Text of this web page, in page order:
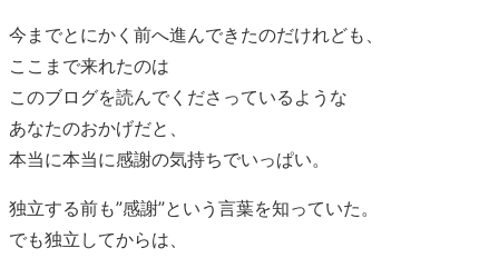
今までとにかく前へ進んできたのだけれども、
ここまで来れたのは
このブログを読んでくださっているような
あなたのおかげだと、
本当に本当に感謝の気持ちでいっぱい。
独立する前も”感謝”という言葉を知っていた。
でも独立してからは、